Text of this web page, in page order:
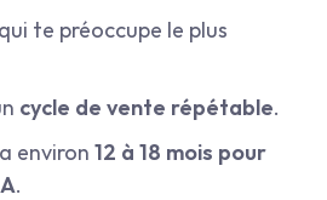
te préoccupe le plus
cycle de vente répétable.
environ 12 à 18 mois pour
.